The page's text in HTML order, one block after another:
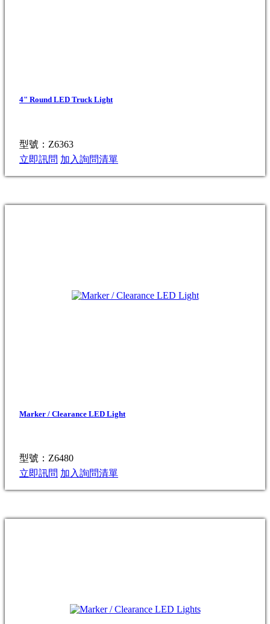
4" Round LED Truck Light
型號：Z6363
立即訊問 加入詢問清單
Marker / Clearance LED Light
型號：Z6480
立即訊問 加入詢問清單